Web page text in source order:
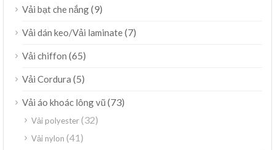
Vải bạt che nắng(9)
Vải dán keo/Vải laminate(7)
Vải chiffon (65)
Vải Cordura (5)
Vải áo khoác lông vũ(73)
Vải polyester(32)
Vải nylon (41)